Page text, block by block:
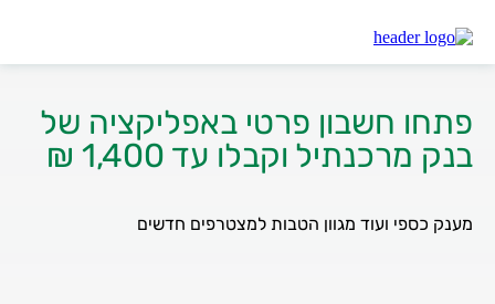
מרכנתיל פותחים חשבון באפליקציה בבנק מרכנתיל
פתחו חשבון פרטי באפליקציה של
בנק מרכנתיל וקבלו עד 1,400 ₪
מענק כספי ועוד מגוון הטבות למצטרפים חדשים